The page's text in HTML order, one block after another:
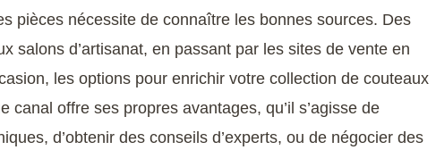
pièces nécessite de connaître les bonnes sources. Des
salons d’artisanat, en passant par les sites de vente en
les options pour enrichir votre collection de couteaux
canal offre ses propres avantages, qu’il s’agisse de
d’obtenir des conseils d’experts, ou de négocier des